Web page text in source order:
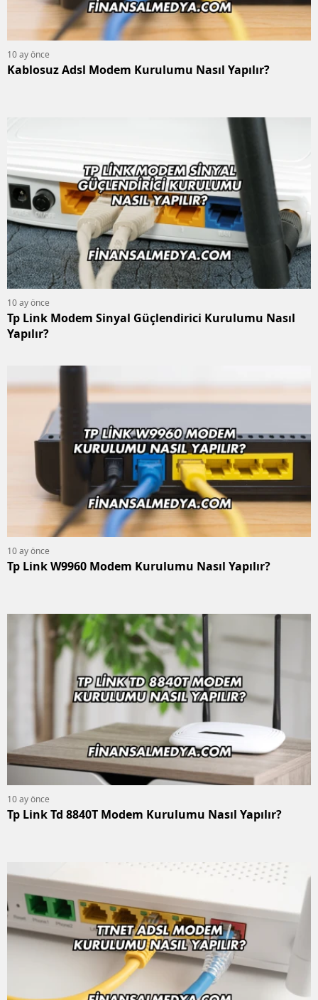
10 ay önce
Kablosuz Adsl Modem Kurulumu Nasıl Yapılır?
10 ay önce
Tp Link Modem Sinyal Güçlendirici Kurulumu Nasıl
Yapılır?
10 ay önce
Tp Link W9960 Modem Kurulumu Nasıl Yapılır?
10 ay önce
Tp Link Td 8840T Modem Kurulumu Nasıl Yapılır?